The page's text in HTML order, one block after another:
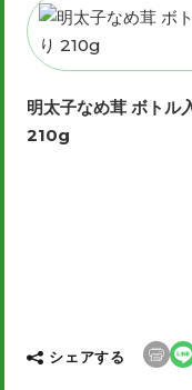
明太子なめ茸 ボトル
210g
シェアする